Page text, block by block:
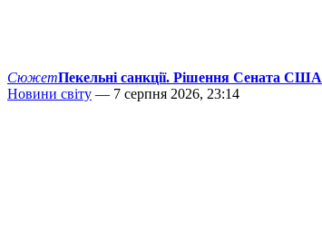
СюжетПекельні санкції. Рішення Сената США
Новини світу — 7 серпня 2026, 23:14